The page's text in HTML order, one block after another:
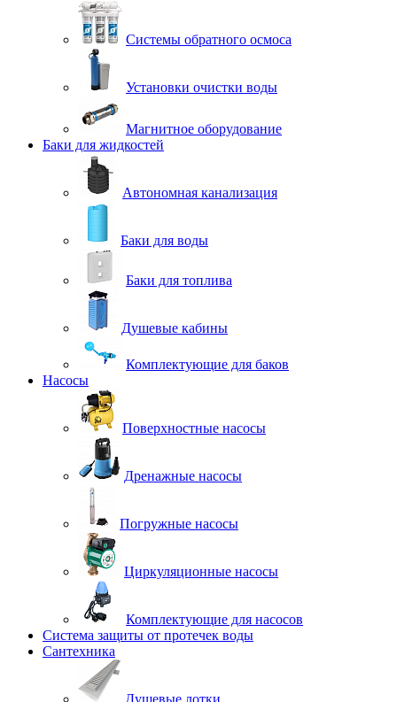
Системы обратного осмоса
Установки очистки воды
Магнитное оборудование
Баки для жидкостей
Автономная канализация
Баки для воды
Баки для топлива
Душевые кабины
Комплектующие для баков
Насосы
Поверхностные насосы
Дренажные насосы
Погружные насосы
Циркуляционные насосы
Комплектующие для насосов
Система защиты от протечек воды
Сантехника
Душевые лотки